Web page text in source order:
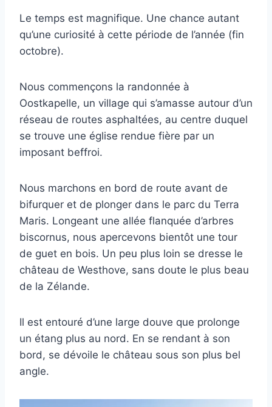
Le temps est magnifique. Une chance autant
qu’une curiosité à cette période de l’année (fin
octobre).
Nous commençons la randonnée à
Oostkapelle, un village qui s’amasse autour d’un
réseau de routes asphaltées, au centre duquel
se trouve une église rendue fière par un
imposant beffroi.
Nous marchons en bord de route avant de
bifurquer et de plonger dans le parc du Terra
Maris. Longeant une allée flanquée d’arbres
biscornus, nous apercevons bientôt une tour
de guet en bois. Un peu plus loin se dresse le
château de Westhove, sans doute le plus beau
de la Zélande.
Il est entouré d’une large douve que prolonge
un étang plus au nord. En se rendant à son
bord, se dévoile le château sous son plus bel
angle.